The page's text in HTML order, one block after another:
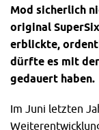
Mod sicherlich
original
erblickte,
dürfte es mit
gedauert haben.
Im Juni letzten